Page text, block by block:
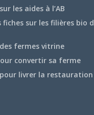
les aides à l’AB
fiches sur les filières bio
fermes vitrine
convertir sa ferme
pour livrer la